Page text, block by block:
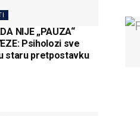
NIJE „PAUZA“
Psiholozi sve
staru pretpostavku